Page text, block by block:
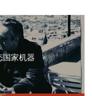
国家机器